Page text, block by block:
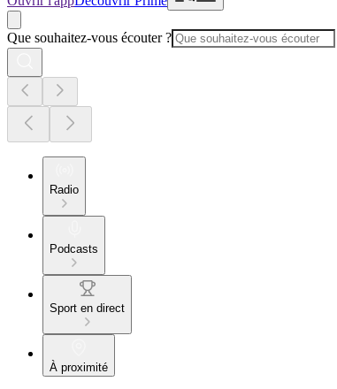
Que souhaitez-vous écouter ?
Radio
Podcasts
Sport en direct
À proximité